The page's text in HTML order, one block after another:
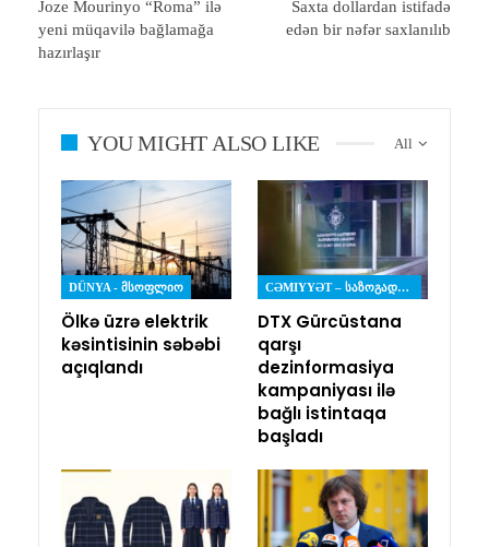
Joze Mourinyo “Roma” ilə
yeni müqavilə bağlamağa
hazırlaşır
Saxta dollardan istifadə
edən bir nəfər saxlanılıb
All
YOU MIGHT ALSO LIKE
DÜNYA - ᲛᲡᲝᲤᲚᲘᲝ
Ölkə üzrə elektrik
kəsintisinin səbəbi
açıqlandı
CƏMIYYƏT – ᲡᲐᲖᲝᲒᲐᲓᲝᲔᲑᲐ
DTX Gürcüstana
qarşı
dezinformasiya
kampaniyası ilə
bağlı istintaqa
başladı